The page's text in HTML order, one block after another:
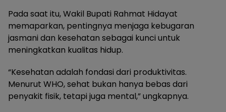
Pada saat itu, Wakil Bupati Rahmat Hidayat
memaparkan, pentingnya menjaga kebugaran
jasmani dan kesehatan sebagai kunci untuk
meningkatkan kualitas hidup.
“Kesehatan adalah fondasi dari produktivitas.
Menurut WHO, sehat bukan hanya bebas dari
penyakit fisik, tetapi juga mental,” ungkapnya.